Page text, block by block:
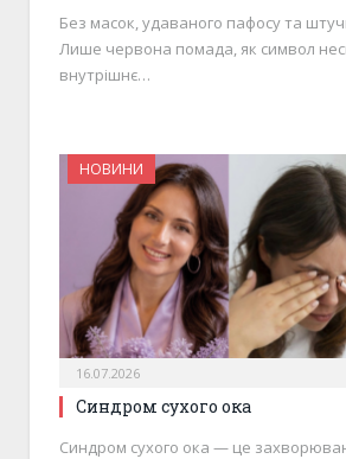
Без масок, удаваного пафосу та
Лише червона помада, як символ
внутрішнє…
НОВИНИ
16.07.2026
Синдром сухого ока
Синдром сухого ока — це